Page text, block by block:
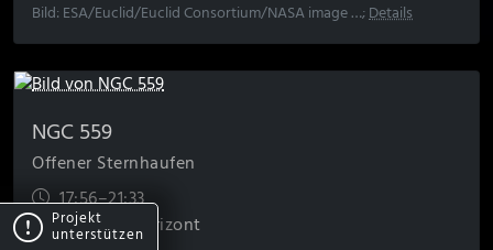
Bild: ESA/Euclid/Euclid Consortium/NASA image …;Details
NGC 559
Offener Sternhaufen
17:56–21:33
78° über Horizont
Projekt
unterstützen